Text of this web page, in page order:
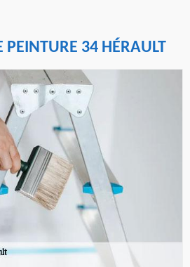
PEINTURE 34 HÉRAULT